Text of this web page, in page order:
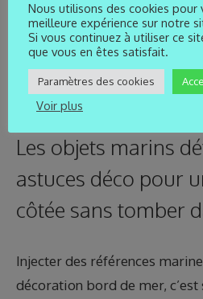
Les objets marins
astuces déco pour
côtée sans tomber
Injecter des références
décoration bord de mer,
Nous utilisons des cookies pour
meilleure expérience sur notre
Si vous continuez à utiliser ce
que vous en êtes satisfait.
Paramètres des cookies
Voir plus